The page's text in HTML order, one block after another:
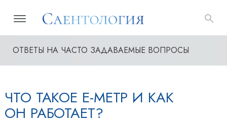
ОТВЕТЫ НА ЧАСТО ЗАДАВАЕМЫЕ ВОПРОСЫ
ЧТО ТАКОЕ Е-МЕТР И КАК
ОН РАБОТАЕТ?